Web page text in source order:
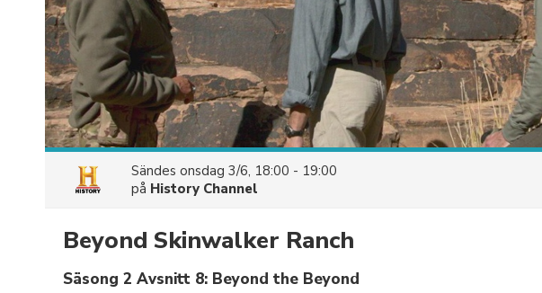
Sändes onsdag 3/6, 18:00 - 19:00
på History Channel
Beyond Skinwalker Ranch
Säsong 2 Avsnitt 8: Beyond the Beyond